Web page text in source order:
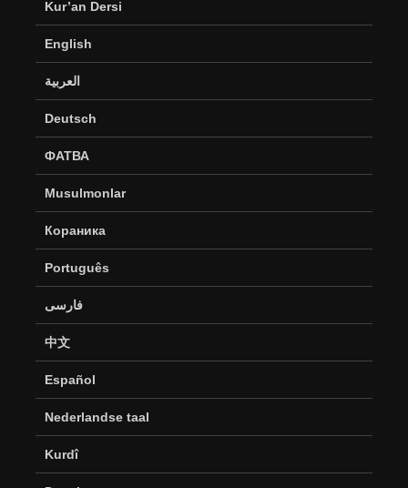
Kur’an Dersi
English
العربية
Deutsch
ФАТВА
Musulmonlar
Кораника
Português
فارسی
中文
Español
Nederlandse taal
Kurdî